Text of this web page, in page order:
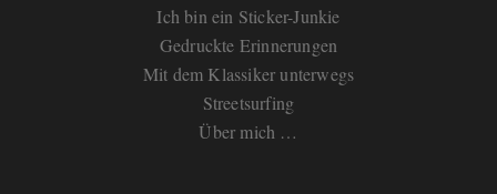
Ich bin ein Sticker-Junkie
Gedruckte Erinnerungen
Mit dem Klassiker unterwegs
Streetsurfing
Über mich …